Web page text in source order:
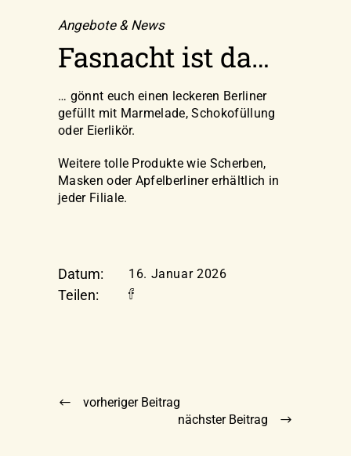
Angebote & News
Fasnacht ist da…
… gönnt euch einen leckeren Berliner
gefüllt mit Marmelade, Schokofüllung
oder Eierlikör.
Weitere tolle Produkte wie Scherben,
Masken oder Apfelberliner erhältlich in
jeder Filiale.
Datum: 16. Januar 2026
Teilen:
vorheriger Beitrag
nächster Beitrag